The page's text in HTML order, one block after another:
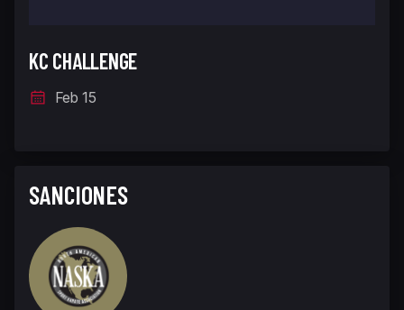
KC CHALLENGE
Feb 15
SANCIONES